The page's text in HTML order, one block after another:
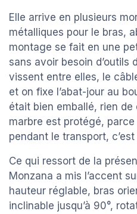
Elle arrive en plusieurs
métalliques pour le bras,
montage se fait en une
sans avoir besoin d’outils
vissent entre elles, le
et on fixe l’abat-jour au
était bien emballé, rien de
marbre est protégé,
pendant le transport,
Ce qui ressort de la
Monzana a mis l’accent
hauteur réglable, bras
inclinable jusqu’à 90°,